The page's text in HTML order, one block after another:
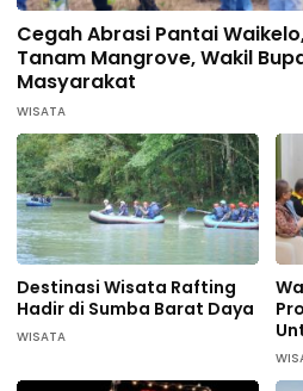
Cegah Abrasi Pantai
Tanam Mangrove, Wakil
Masyarakat
WISATA
Destinasi Wisata Rafting
Hadir di Sumba Barat Daya
WISATA